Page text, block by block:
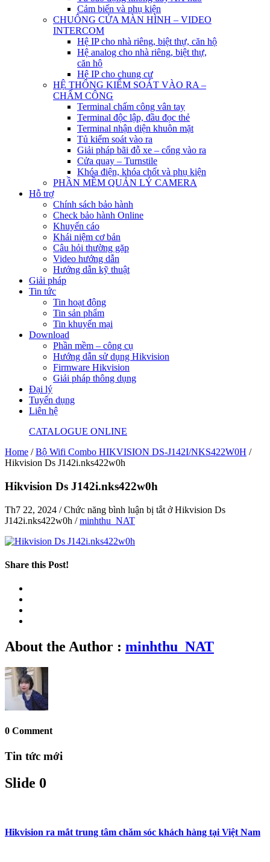
Cảm biến và phụ kiện
CHUÔNG CỬA MÀN HÌNH – VIDEO
INTERCOM
Hệ IP cho nhà riêng, biệt thự, căn hộ
Hệ analog cho nhà riêng, biệt thự,
căn hộ
Hệ IP cho chung cư
HỆ THỐNG KIỂM SOÁT VÀO RA –
CHẤM CÔNG
Terminal chấm công vân tay
Terminal độc lập, đầu đọc thẻ
Terminal nhận diện khuôn mặt
Tủ kiểm soát vào ra
Giải pháp bãi đỗ xe – cổng vào ra
Cửa quay – Turnstile
Khóa điện, khóa chốt và phụ kiện
PHẦN MỀM QUẢN LÝ CAMERA
Hỗ trợ
Chính sách bảo hành
Check bảo hành Online
Khuyến cáo
Khái niệm cơ bản
Câu hỏi thường gặp
Video hướng dẫn
Hướng dẫn kỹ thuật
Giải pháp
Tin tức
Tin hoạt động
Tin sản phẩm
Tin khuyến mại
Download
Phần mềm – công cụ
Hướng dẫn sử dụng Hikvision
Firmware Hikvision
Giải pháp thông dụng
Đại lý
Tuyển dụng
Liên hệ
CATALOGUE ONLINE
Home / Bộ Wifi Combo HIKVISION DS-J142I/NKS422W0H /
Hikvision Ds J142i.nks422w0h
Hikvision Ds J142i.nks422w0h
Th7 22, 2024 /Chức năng bình luận bị tắt ở Hikvision Ds
J142i.nks422w0h /minhthu_NAT
Share this Post!
About the Author : minhthu_NAT
0 Comment
Tin tức mới
Slide 0
Hikvision ra mắt trung tâm chăm sóc khách hàng tại Việt Nam